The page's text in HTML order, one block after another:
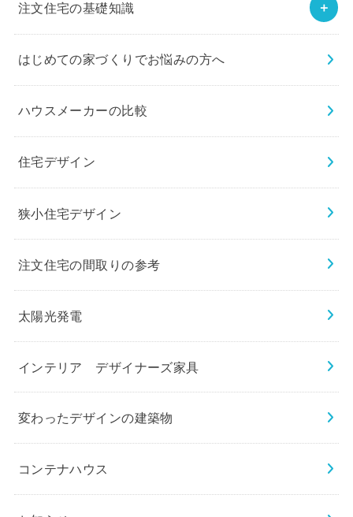
注文住宅の基礎知識
はじめての家づくりでお悩みの方へ
ハウスメーカーの比較
住宅デザイン
狭小住宅デザイン
注文住宅の間取りの参考
太陽光発電
インテリア デザイナーズ家具
変わったデザインの建築物
コンテナハウス